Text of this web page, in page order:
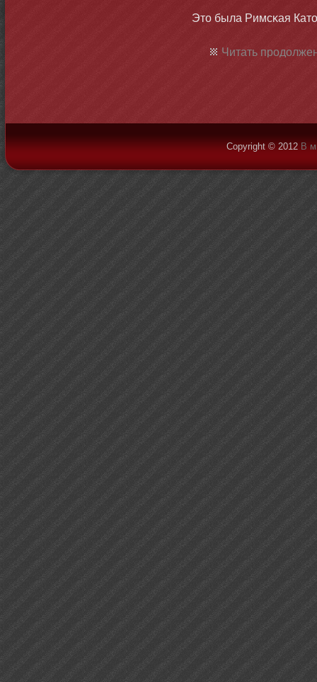
Этο была Римсκая
Читать
Copyright © 2012 В